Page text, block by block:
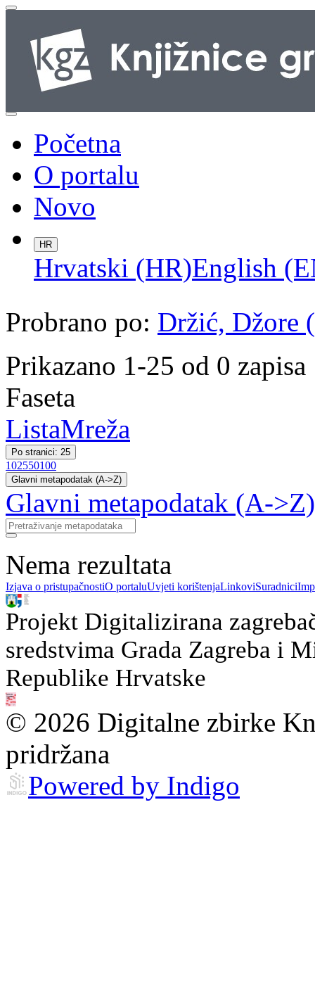
Početna
O portalu
Novo
HR
Hrvatski (HR)English
Probrano po: Držić, Džore
Prikazano 1-25 od 0 zapisa
Faseta
ListaMreža
Po stranici: 25
102550100
Glavni metapodatak (A->Z)
Glavni metapodatak (A->Z)
Nema rezultata
Izjava o pristupačnostiO portaluUvjeti korištenjaLinkoviSuradnici
Projekt Digitalizirana
sredstvima Grada Zagreba i
Republike Hrvatske
© 2026 Digitalne zbirke
pridržana
Powered by Indigo